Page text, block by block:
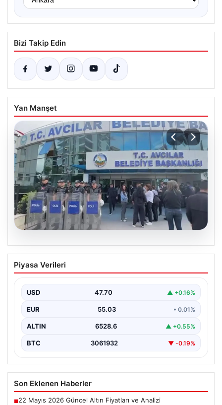
Bizi Takip Edin
Yan Manşet
05.08.2026
Avcılar Belediyesi’ne operasyon. 12
şüpheli gözaltına alındı
Piyasa Verileri
USD 47.70 ▲ +0.16%
EUR 55.03 • 0.01%
ALTIN 6528.6 ▲ +0.55%
BTC 3061932 ▼ -0.19%
Son Eklenen Haberler
■22 Mayıs 2026 Güncel Altın Fiyatları ve Analizi